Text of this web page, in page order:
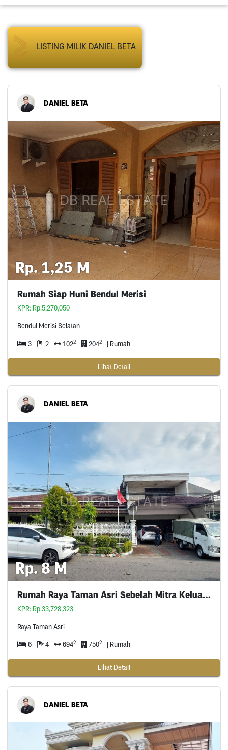
LISTING MILIK DANIEL BETA
DANIEL BETA
Rp. 1,25 M
Rumah Siap Huni Bendul Merisi
KPR: Rp.5,270,050
Bendul Merisi Selatan
3 2 1022 2042 | Rumah
Lihat Detail
DANIEL BETA
Rp. 8 M
Rumah Raya Taman Asri Sebelah Mitra Keluarga
KPR: Rp.33,728,323
Raya Taman Asri
6 4 6942 7502 | Rumah
Lihat Detail
DANIEL BETA